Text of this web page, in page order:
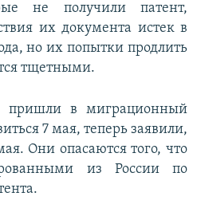
не получили патент,
их документа истек в
но их попытки продлить
тщетными.
пришли в миграционный
7 мая, теперь заявили,
Они опасаются того, что
из России по